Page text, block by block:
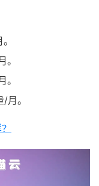
。